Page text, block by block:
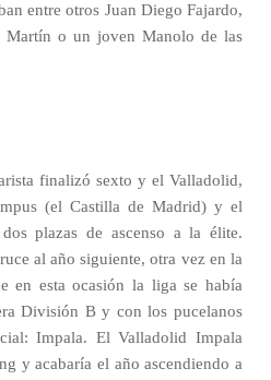
entre otros Juan Diego Fajardo,
Martín o un joven Manolo de las
finalizó sexto y el Valladolid,
(el Castilla de Madrid) y el
plazas de ascenso a la élite.
al año siguiente, otra vez en la
en esta ocasión la liga se había
División B y con los pucelanos
Impala. El Valladolid Impala
y acabaría el año ascendiendo a